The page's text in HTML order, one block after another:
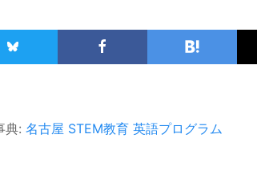
典: 名古屋 STEM教育 英語プログラム